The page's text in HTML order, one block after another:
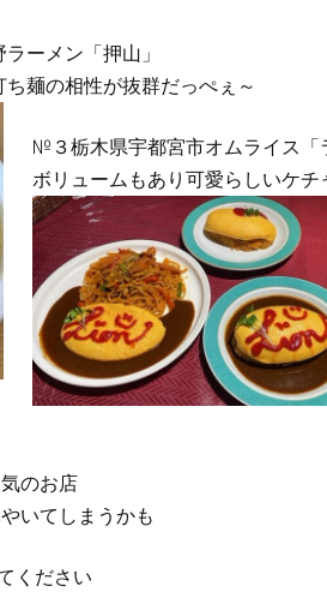
ーメン「押山」
麺の相性が抜群だっぺぇ～
№３栃木県宇都宮市オムライス「
ボリュームもあり可愛らしいケチ
のお店
いてしまうかも
ください